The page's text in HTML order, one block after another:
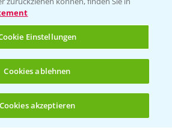
(noch 4)
30-20220
Sie uns
Einstellungen
Cookies ablehnen
Cookies akzeptieren